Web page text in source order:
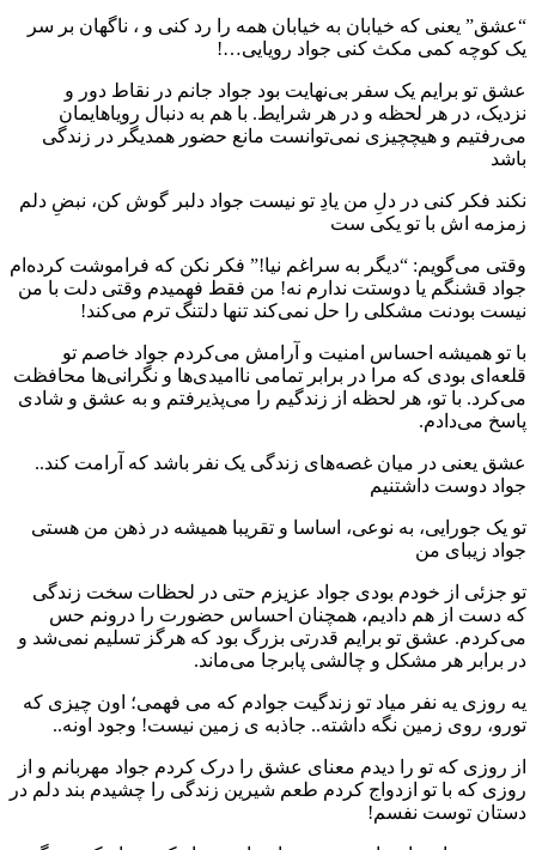
“عشق” یعنی که خیابان به خیابان همه را رد کنی و ، ناگهان بر سر
یک کوچه کمی مکث کنی جواد رویایی…!
عشق تو برایم یک سفر بی‌نهایت بود جواد جانم در نقاط دور و
نزدیک، در هر لحظه و در هر شرایط. با هم به دنبال رویاهایمان
می‌رفتیم و هیچچیزی نمی‌توانست مانع حضور همدیگر در زندگی
باشد
نکند فکر کنی در دلِ من یادِ تو نیست جواد دلبر گوش کن، نبضِ دلم
زمزمه اش با تو یکی ست
وقتی می‌گویم: “دیگر به سراغم نیا!” فکر نکن که فراموشت کرده‌ام
جواد قشنگم یا دوستت ندارم نه! من فقط فهمیدم وقتی دلت با من
نیست بودنت مشکلی را حل نمی‌کند تنها دلتنگ ترم می‌کند!
با تو همیشه احساس امنیت و آرامش می‌کردم جواد خاصم تو
قلعه‌ای بودی که مرا در برابر تمامی ناامیدی‌ها و نگرانی‌ها محافظت
می‌کرد. با تو، هر لحظه از زندگیم را می‌پذیرفتم و به عشق و شادی
پاسخ می‌دادم.
عشق یعنی در میان غصه‌های زندگی یک نفر باشد که آرامت کند..
جواد دوست داشتنیم
تو یک جورایی، به نوعی، اساسا و تقریبا همیشه در ذهن من هستی
جواد زیبای من
تو جزئی از خودم بودی جواد عزیزم حتی در لحظات سخت زندگی
که دست از هم دادیم، همچنان احساس حضورت را درونم حس
می‌کردم. عشق تو برایم قدرتی بزرگ بود که هرگز تسلیم نمی‌شد و
در برابر هر مشکل و چالشی پابرجا می‌ماند.
یه روزی یه نفر میاد تو زندگیت جوادم که می فهمی؛ اون چیزی که
تورو، روی زمین نگه داشته.. جاذبه ی زمین نیست! وجود اونه..
از روزی که تو را دیدم معنای عشق را درک کردم جواد مهربانم و از
روزی که با تو ازدواج کردم طعم شیرین زندگی را چشیدم بند دلم در
دستان توست نفسم!